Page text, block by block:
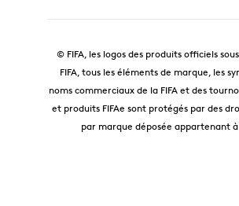
© FIFA, les logos des produits officiels
FIFA, tous les éléments de marque, les
noms commerciaux de la FIFA et des
et produits FIFAe sont protégés par des
par marque déposée appartenant à